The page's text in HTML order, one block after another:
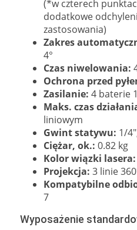
(*w czterech
dodatkowe
zastosowania)
Zakres
4°
Czas niwelowania:
Ochrona przed
Zasilanie: 4 baterie
Maks. czas
liniowym
Gwint statywu: 1/
Ciężar, ok.: 0.82 kg
Kolor wiązki lasera:
Projekcja: 3 linie
Kompatybilne
7
Wyposażenie